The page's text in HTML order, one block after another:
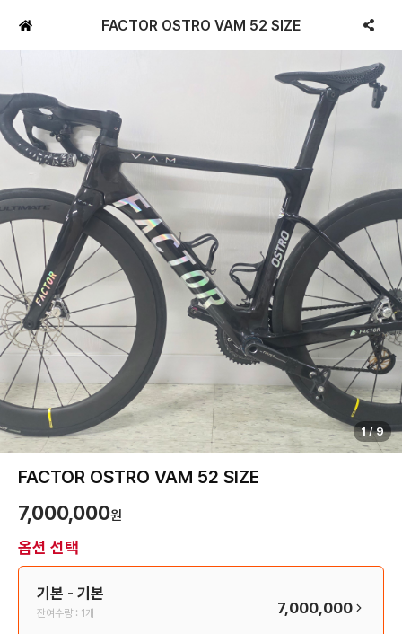
FACTOR OSTRO VAM 52 SIZE
1/9
FACTOR OSTRO VAM 52 SIZE
7,000,000원
옵션 선택
기본 - 기본
잔여수량 : 1개 7,000,000